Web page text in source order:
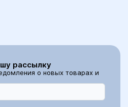
рассылку
о новых товарах и